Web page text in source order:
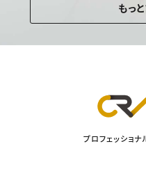
もっ
プロフェッショ